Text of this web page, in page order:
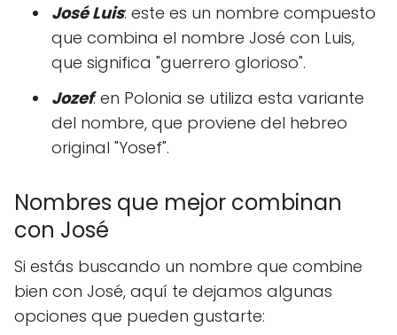
José Luis: este es un nombre compuesto
que combina el nombre José con Luis,
que significa "guerrero glorioso".
Jozef: en Polonia se utiliza esta variante
del nombre, que proviene del hebreo
original "Yosef".
Nombres que mejor combinan
con José
Si estás buscando un nombre que combine
bien con José, aquí te dejamos algunas
opciones que pueden gustarte: